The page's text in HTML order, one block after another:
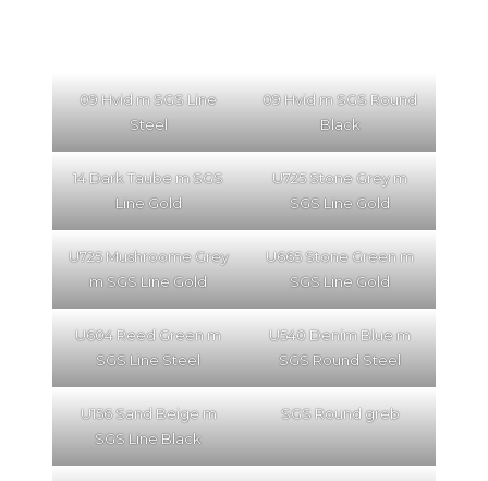
09 Hvid m SGS Line
Steel
09 Hvid m SGS Round
Black
14 Dark Taube m SGS
Line Gold
U725 Stone Grey m
SGS Line Gold
U725 Mushroome Grey
m SGS Line Gold
U665 Stone Green m
SGS Line Gold
U604 Reed Green m
SGS Line Steel
U540 Denim Blue m
SGS Round Steel
U156 Sand Beige m
SGS Line Black
SGS Round greb